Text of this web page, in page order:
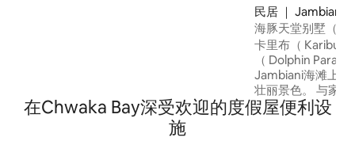
楼通道 ✔ 安静舒适的入住环境
民居 ｜ Jambiani
海豚天堂别墅（海
卡里布（ Karibu
（ Dolphin
Jambiani海滩上，
壮丽景色。 与家
玩耍、放松、做梦
室、3间浴室、客
在Chwaka Bay深受欢迎的度假屋便利设
施